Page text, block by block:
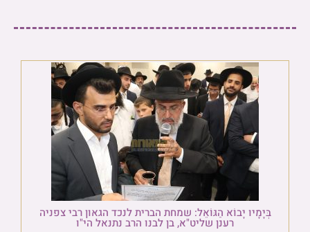
בְּיָמָיו יָבוֹא הַגּוֹאֵל: שמחת הברית לנכד הגאון רבי צפניה
רענן שליט"א, בן לבנו הרב נתנאל הי"ו